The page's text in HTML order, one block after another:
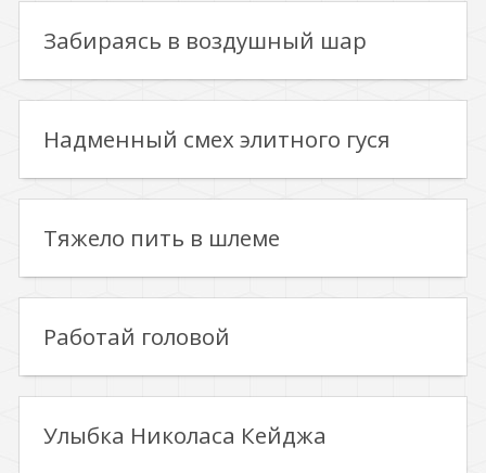
Забираясь в воздушный шар
Надменный смех элитного гуся
Тяжело пить в шлеме
Работай головой
Улыбка Николаса Кейджа